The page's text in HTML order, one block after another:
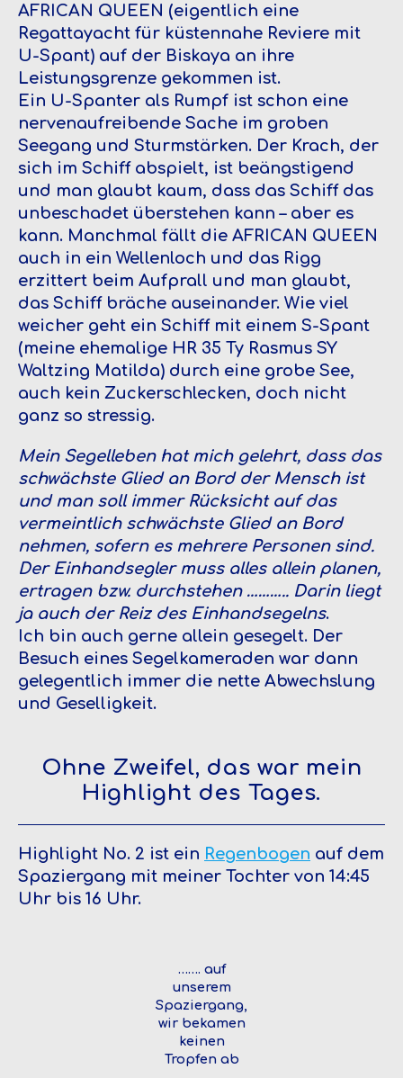
AFRICAN QUEEN (eigentlich eine
Regattayacht für küstennahe Reviere mit
U-Spant) auf der Biskaya an ihre
Leistungsgrenze gekommen ist.
Ein U-Spanter als Rumpf ist schon eine
nervenaufreibende Sache im groben
Seegang und Sturmstärken. Der Krach, der
sich im Schiff abspielt, ist beängstigend
und man glaubt kaum, dass das Schiff das
unbeschadet überstehen kann – aber es
kann. Manchmal fällt die AFRICAN QUEEN
auch in ein Wellenloch und das Rigg
erzittert beim Aufprall und man glaubt,
das Schiff bräche auseinander. Wie viel
weicher geht ein Schiff mit einem S-Spant
(meine ehemalige HR 35 Ty Rasmus SY
Waltzing Matilda) durch eine grobe See,
auch kein Zuckerschlecken, doch nicht
ganz so stressig.
Mein Segelleben hat mich gelehrt, dass das
schwächste Glied an Bord der Mensch ist
und man soll immer Rücksicht auf das
vermeintlich schwächste Glied an Bord
nehmen, sofern es mehrere Personen sind.
Der Einhandsegler muss alles allein planen,
ertragen bzw. durchstehen ……….. Darin liegt
ja auch der Reiz des Einhandsegelns.
Ich bin auch gerne allein gesegelt. Der
Besuch eines Segelkameraden war dann
gelegentlich immer die nette Abwechslung
und Geselligkeit.
Ohne Zweifel, das war mein
Highlight des Tages.
Highlight No. 2 ist ein Regenbogen auf dem
Spaziergang mit meiner Tochter von 14:45
Uhr bis 16 Uhr.
……. auf
unserem
Spaziergang,
wir bekamen
keinen
Tropfen ab